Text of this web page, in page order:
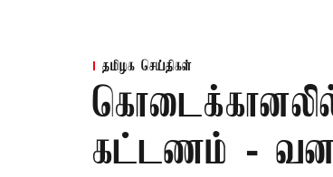
தமிழக செய்திகள்
கட்டணம் -